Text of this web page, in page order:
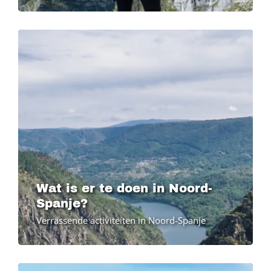
Image
Image
Wat is er te doen in Noord-
Spanje?
Verrassende activiteiten in Noord-Spanje